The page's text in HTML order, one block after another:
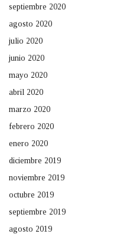
septiembre 2020
agosto 2020
julio 2020
junio 2020
mayo 2020
abril 2020
marzo 2020
febrero 2020
enero 2020
diciembre 2019
noviembre 2019
octubre 2019
septiembre 2019
agosto 2019